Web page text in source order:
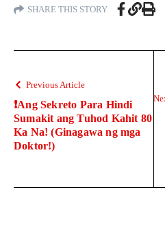
SHARE THIS STORY
Previous Article
❗Ang Sekreto Para Hindi
Sumakit ang Tuhod Kahit 80
Ka Na! (Ginagawa ng mga
Doktor!)